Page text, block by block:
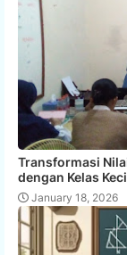
Transformasi
dengan Kelas
January 18, 2026